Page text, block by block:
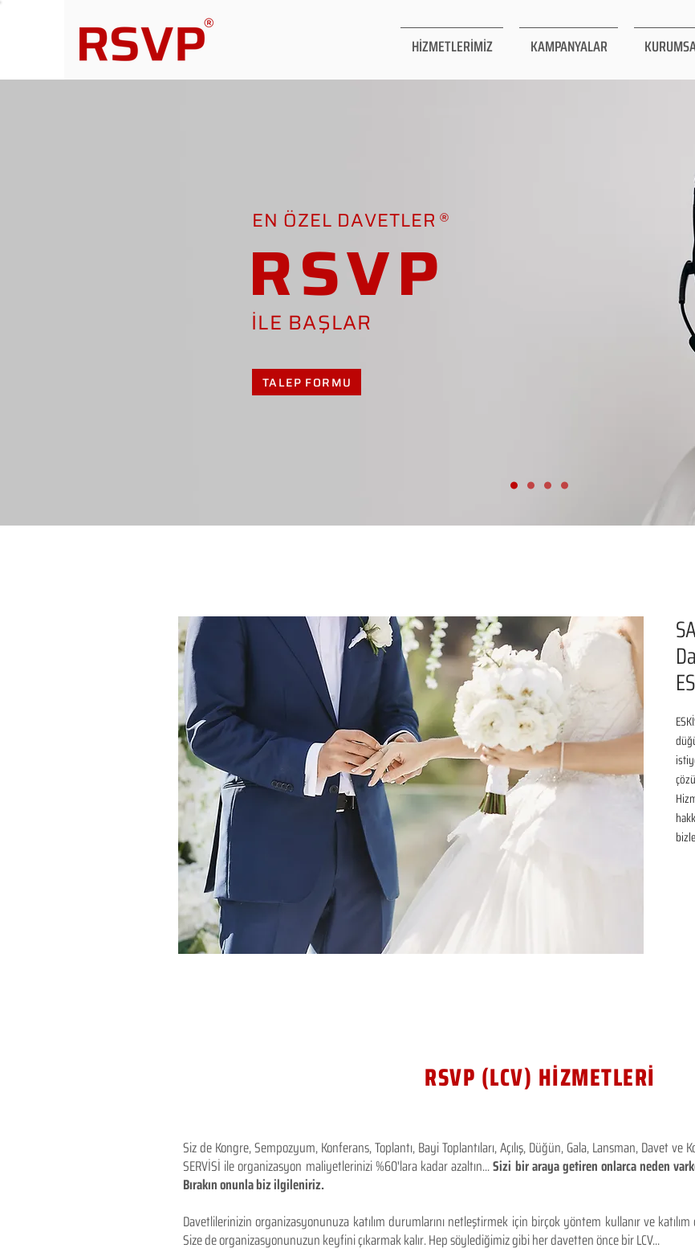
HİZMETLERİMİZ KAMPANYALAR
EN ÖZEL DAVETLER
RSVP
İLE BAŞLAR
TALEP FORMU
RSVP (LCV) HİZMETLERİ
Siz de Kongre, Sempozyum, Konferans, Toplantı, Bayi Toplantıları, Açılış, Düğün, Gala, Lansman, Davet
SERVİSİ ile organizasyon maliyetlerinizi %60'lara kadar azaltın...Sizi bir araya getiren onlarca neden
Bırakın onunla biz ilgileniriz.
Davetlilerinizin organizasyonunuza katılım durumlarını netleştirmek için birçok yöntem kullanır ve katılım
Size de organizasyonunuzun keyfini çıkarmak kalır. Hep söylediğimiz gibi her davetten önce bir LCV...